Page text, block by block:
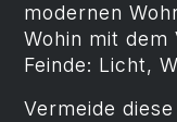
modernen
Wohin mit dem
Feinde: Licht,
Vermeide